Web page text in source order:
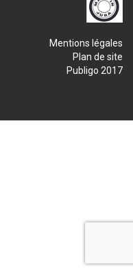
Mentions légales
Plan de site
Publigo 2017